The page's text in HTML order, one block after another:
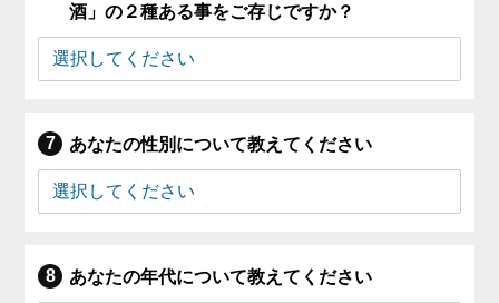
酒」の２種ある事をご存じですか？
あなたの性別について教えてください
あなたの年代について教えてください